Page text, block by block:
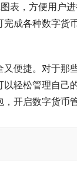
表，方便用户
成各种数字货
便捷。对于那
轻松管理自己
开启数字货币